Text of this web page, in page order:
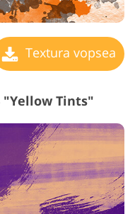
Textura vopsea
Tints"